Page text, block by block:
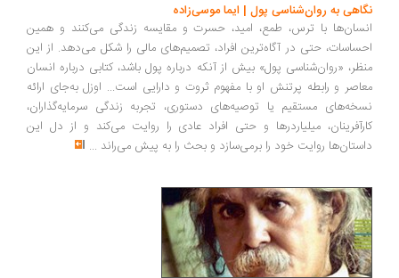
به روان‌شناسی پول | ایما موسی‌زاده
با ترس، طمع، امید، حسرت و مقایسه زندگی می‌کنند و همین
حتی در آگاه‌ترین افراد، تصمیم‌های مالی را شکل می‌دهد. از این
«روان‌شناسی پول» بیش از آنکه درباره پول باشد، کتابی درباره انسان
و رابطه پرتنش او با مفهوم ثروت و دارایی است... اوزل به‌جای ارائه
مستقیم یا توصیه‌های دستوری، تجربه زندگی سرمایه‌گذاران،
میلیاردرها و حتی افراد عادی را روایت می‌کند و از دل این
روایت خود را برمی‌سازد و بحث را به پیش می‌راند...